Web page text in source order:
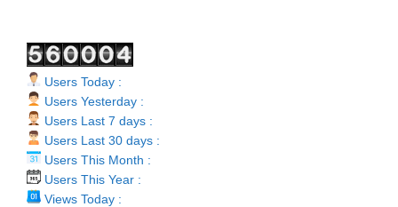
Users Today :
Users Yesterday :
Users Last 7 days :
Users Last 30 days :
Users This Month :
Users This Year :
Views Today :